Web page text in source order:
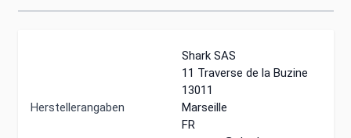
Herstellerangaben
Shark SAS
11 Traverse de la Buzine
13011
Marseille
FR